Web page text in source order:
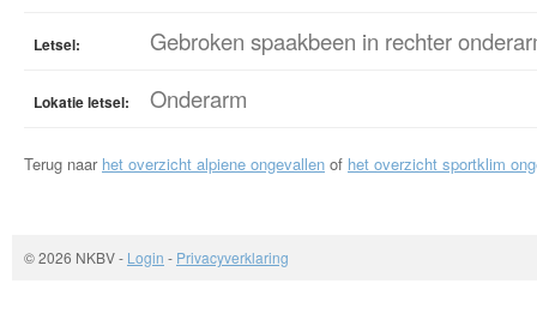
Letsel: Gebroken spaakbeen in rechter
Lokatie letsel: Onderarm
Terug naar het overzicht alpiene ongevallen of het overzicht sportklim
© 2026 NKBV- Login - Privacyverklaring